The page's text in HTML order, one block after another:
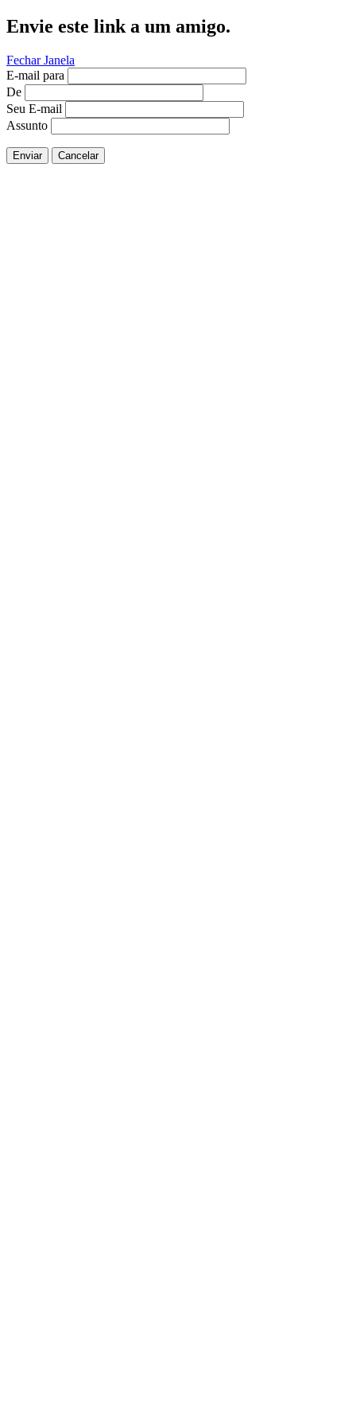
Envie este link a um amigo.
Fechar Janela
E-mail para
De
Seu E-mail
Assunto
Enviar Cancelar